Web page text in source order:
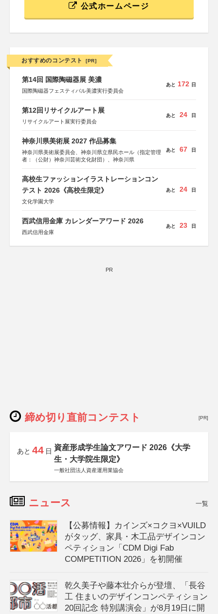
公式ホームページ
おすすめのコンテスト [PR]
第14回 国際陶磁器展 美濃
国際陶磁器フェスティバル美濃実行委員会
あと 172 日
第12回リサイクルアート展
リサイクルアート展実行委員会
あと 24 日
神奈川県美術展 2027 作品募集
神奈川県美術展委員会、神奈川県立県民ホール（指定管理
者：（公財）神奈川芸術文化財団）、神奈川県
あと 67 日
高校生ファッションイラストレーションコン
テスト 2026《高校生限定》
文化学園大学
あと 24 日
西武信用金庫 カレンダーアワード 2026
西武信用金庫
あと 23 日
PR
締め切り直前コンテスト [PR]
あと 44 日 資産形成学生論文アワード 2026《大学
生・大学院生限定》
一般社団法人資産運用業協会
ニュース 一覧
【公募情報】カインズ×コクヨ×VUILD
がタッグ、家具・木工品デザインコン
ペティション「CDM Digi Fab
COMPETITION 2026」を初開催
乾久美子や藤本壮介らが登壇、「長谷
工 住まいのデザインコンペティション
20回記念 特別講演会」が8月19日に開